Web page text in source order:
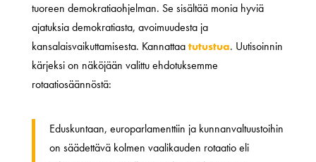
tuoreen demokratiaohjelman. Se sisältää monia hyviä
ajatuksia demokratiasta, avoimuudesta ja
kansalaisvaikuttamisesta. Kannattaatutustua. Uutisoinnin
kärjeksi on näköjään valittu ehdotuksemme
rotaatiosäännöstä:
Eduskuntaan, europarlamenttiin ja kunnanvaltuustoihin
on säädettävä kolmen vaalikauden rotaatio eli